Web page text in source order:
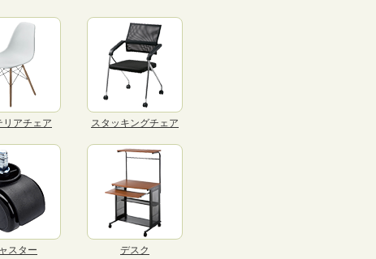
リアチェア スタッキングチェア
スター デスク